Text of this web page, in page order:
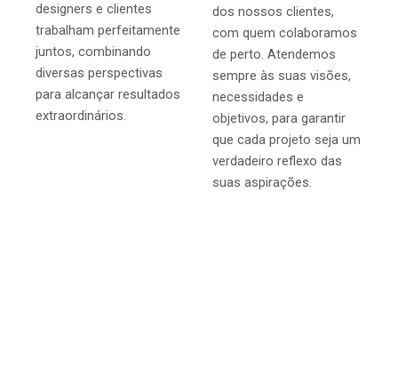
designers e clientes
trabalham perfeitamente
juntos, combinando
diversas perspectivas
para alcançar resultados
extraordinários.
dos nossos clientes,
com quem colaboramos
de perto. Atendemos
sempre às suas visões,
necessidades e
objetivos, para garantir
que cada projeto seja um
verdadeiro reflexo das
suas aspirações.